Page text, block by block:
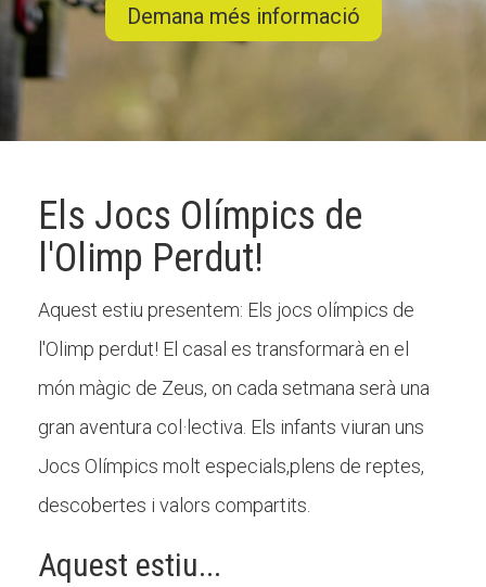
Demana més informació
Els Jocs Olímpics de
l'Olimp Perdut!
Aquest estiu presentem: Els jocs olímpics de
l'Olimp perdut! El casal es transformarà en el
món màgic de Zeus, on cada setmana serà una
gran aventura col·lectiva. Els infants viuran uns
Jocs Olímpics molt especials,plens de reptes,
descobertes i valors compartits.
Aquest estiu...
CONEIX FUNDESPLAI
La Fundació
Missió i valors
Els comptes clars
Memòria d'activitats
Proposta educativa
ACTUALITAT
Notícies
Butlletins